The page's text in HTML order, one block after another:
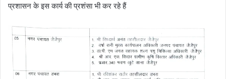
प्रशासन के इस कार्य की प्रशंसा भी कर रहे हैं